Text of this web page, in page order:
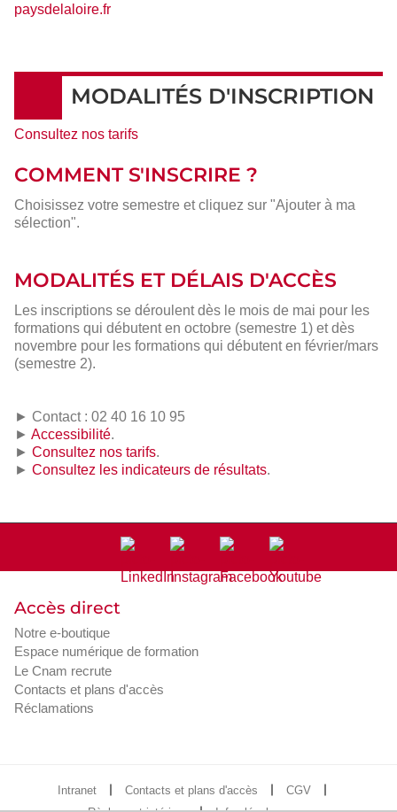
paysdelaloire.fr
MODALITÉS D'INSCRIPTION
Consultez nos tarifs
COMMENT S'INSCRIRE ?
Choisissez votre semestre et cliquez sur "Ajouter à ma
sélection".
MODALITÉS ET DÉLAIS D'ACCÈS
Les inscriptions se déroulent dès le mois de mai pour les
formations qui débutent en octobre (semestre 1) et dès
novembre pour les formations qui débutent en février/mars
(semestre 2).
► Contact : 02 40 16 10 95
► Accessibilité.
► Consultez nos tarifs.
► Consultez les indicateurs de résultats.
Accès direct
Notre e-boutique
Espace numérique de formation
Le Cnam recrute
Contacts et plans d'accès
Réclamations
Intranet Contacts et plans d'accès
CGV